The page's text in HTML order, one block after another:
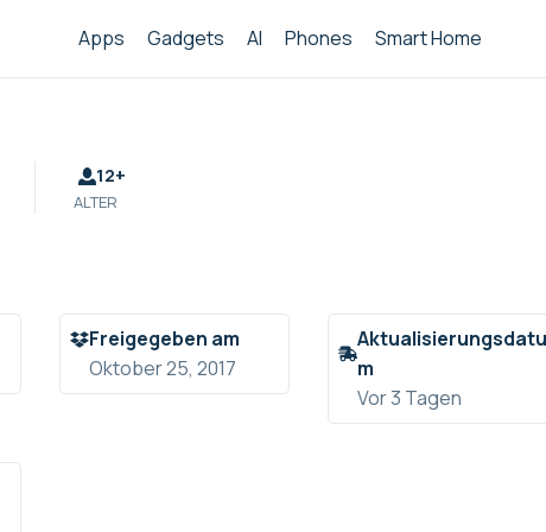
Apps Gadgets AI Phones Smart Home
12+
ALTER
Freigegeben am
Oktober 25, 2017
Aktualisierungsdatu
m
Vor 3 Tagen